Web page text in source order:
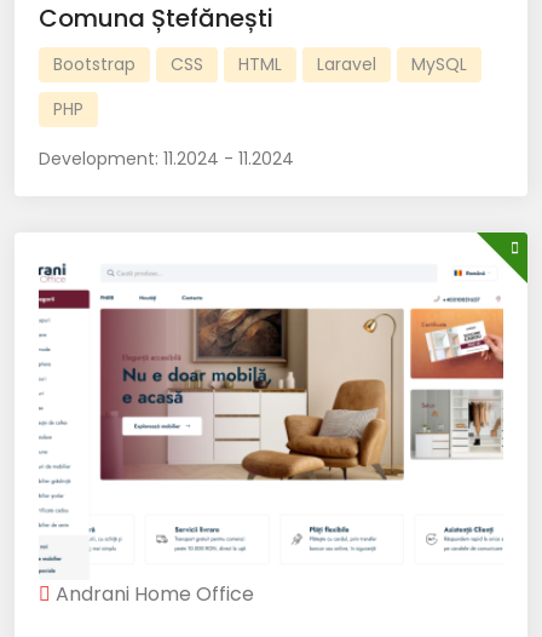
Comuna Ștefănești
Bootstrap CSS HTML Laravel
MySQL
PHP
Development: 11.2024 - 11.2024
Andrani Home Office